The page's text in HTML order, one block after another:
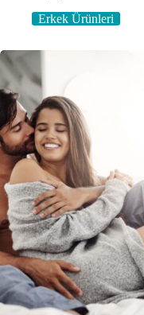
Erkek Ürünleri